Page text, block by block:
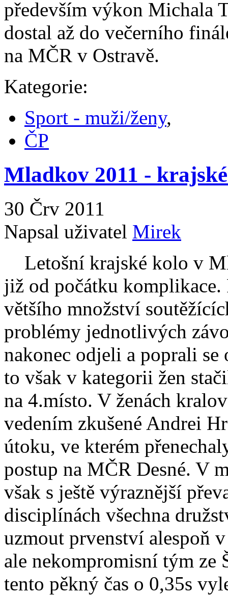
především výkon Michala
dostal až do večerního
na MČR v Ostravě.
Kategorie:
Sport - muži/ženy,
ČP
Mladkov 2011 -
30 Črv 2011
Napsal uživatel Mirek
Letošní krajské kolo v
již od počátku komplikace.
většího množství
problémy jednotlivých
nakonec odjeli a poprali
to však v kategorii žen
na 4.místo. V ženách
vedením zkušené Andrei
útoku, ve kterém
postup na MČR Desné. V
však s ještě výraznější
disciplínách všechna
uzmout prvenství alespoň
ale nekompromisní tým ze
tento pěkný čas o 0,35s